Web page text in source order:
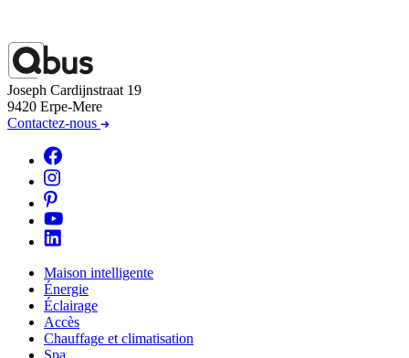
Joseph Cardijnstraat 19
9420 Erpe-Mere
Contactez-nous
Maison intelligente
Énergie
Éclairage
Accès
Chauffage et climatisation
Spa